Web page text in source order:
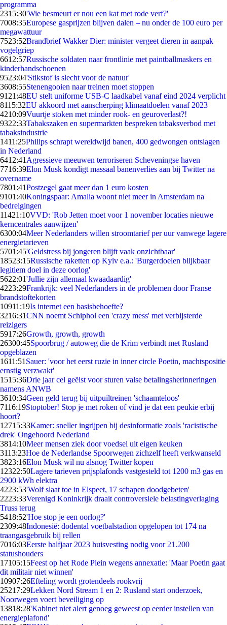
programma
2315:30'Wie besmeurt er nou een kat met rode verf?'
7008:35Europese gasprijzen blijven dalen – nu onder de 100 euro per
megawattuur
7523:52Brandbrief Wakker Dier: minister vergeet dieren in aanpak
vogelgriep
6612:57Russische soldaten naar frontlinie met paintballmaskers en
kinderhandschoenen
9523:04'Stikstof is slecht voor de natuur'
3608:55Stenengooien naar treinen moet stoppen
91 21:48EU stelt uniforme USB-C laadkabel vanaf eind 2024 verplicht
8115:32EU akkoord met aanscherping klimaatdoelen vanaf 2023
4210:09Vuurtje stoken met minder rook- en geuroverlast?!
9322:33Tabakszaken en supermarkten bespreken tabaksverbod met
tabaksindustrie
1411:25Philips schrapt wereldwijd banen, 400 gedwongen ontslagen
in Nederland
6412:41 Agressieve meeuwen terroriseren Scheveningse haven
7716:39Elon Musk kondigt massaal banenverlies aan bij Twitter na
overname
7801:41Postzegel gaat meer dan 1 euro kosten
9101:40Koningspaar: Amalia woont niet meer in Amsterdam na
bedreigingen
11421:10VVD: 'Rob Jetten moet voor 1 november locaties nieuwe
kerncentrales aanwijzen'
6300:04Meer Nederlanders willen stroomtarief per uur vanwege lagere
energietarieven
5701:45'Geldstress bij jongeren blijft vaak onzichtbaar'
18523:15Russische raketten op Kyiv e.a.: 'Burgerdoelen blijkbaar
legitiem doel in deze oorlog'
5622:01'Jullie zijn allemaal kwaadaardig'
4223:29Frankrijk: veel Nederlanders in de problemen door Franse
brandstoftekorten
10911:19Is internet een basisbehoefte?
3216:31CNN noemt Schiphol een 'crazy mess' met verbijsterde
reizigers
5917:26Growth, growth, growth
26300:45Spoorbrug / autoweg die de Krim verbindt met Rusland
opgeblazen
1611:51 Sauer: 'voor het eerst ruzie in inner circle Poetin, machtspositie
ernstig verzwakt'
1515:36Drie jaar cel geëist voor sturen valse betalingsherinneringen
namens ANWB
3610:34Geen geld terug bij uitpuiltreinen 'schaamteloos'
7116:19Stoptober! Stop je met roken of vind je dat een peukie erbij
hoort?
12715:33Kamer: sneller ingrijpen bij desinformatie zoals 'racistische
drek' Ongehoord Nederland
3814:10Meer mensen ziek door voedsel uit eigen keuken
3113:23Hoe de Nederlandse Spoorwegen zichzelf heeft verkwanseld
3823:16Elon Musk wil nu alsnog Twitter kopen
12322:50Lagere tarieven prijsplafonds vastgesteld tot 1200 m3 gas en
2900 kWh elektra
4223:53'Wolf slaat toe in Elspeet, 17 schapen doodgebeten'
2223:33Verenigd Koninkrijk draait controversiele belastingverlaging
Truss terug
5418:52'Hoe stop je een oorlog?'
2309:48Indonesië: dodental voetbalstadion opgelopen tot 174 na
traangasgebruik bij rellen
7016:03Eerste halfjaar 2023 huisvesting nodig voor 21.200
statushouders
17105:15Feest op het Rode Plein wegens annexatie: 'Maar Poetin gaat
dit militair niet winnen'
10907:26Efteling wordt grotendeels rookvrij
25217:29Lekken Nord Stream 1 en 2: Rusland start onderzoek,
Noorwegen voert beveiliging op
13818:28'Kabinet niet alert genoeg geweest op eerder instellen van
energieplafond'